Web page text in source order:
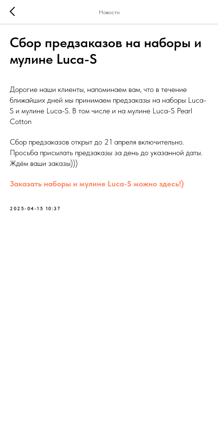
Новости
Сбор предзаказов на наборы и
мулине Luca-S
Дорогие наши клиенты, напоминаем вам, что в течение
ближайших дней мы принимаем предзаказы на наборы Luca-
S и мулине Luca-S. В том числе и на мулине Luca-S Pearl
Cotton
Сбор предзаказов открыт до 21 апреля включительно.
Просьба присылать предзаказы за день до указанной даты.
Ждём ваши заказы)))
Заказать наборы и мулине Luca-S можно здесь!)
2025-04-15 10:37